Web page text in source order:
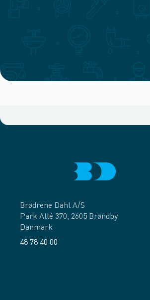
Brødrene Dahl A/S
Park Allé 370, 2605 Brøndby
Danmark
48 78 40 00